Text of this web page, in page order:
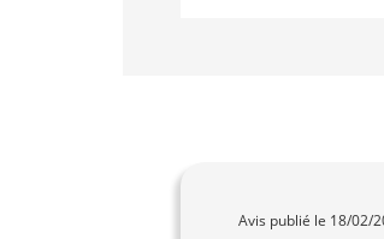
Avis publié le 18/02/